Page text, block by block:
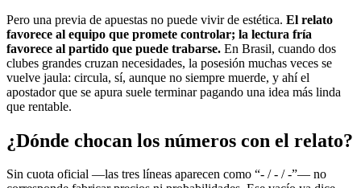
Pero una previa de apuestas no puede vivir de estética. El relato
favorece al equipo que promete controlar; la lectura fría
favorece al partido que puede trabarse. En Brasil, cuando dos
clubes grandes cruzan necesidades, la posesión muchas veces se
vuelve jaula: circula, sí, aunque no siempre muerde, y ahí el
apostador que se apura suele terminar pagando una idea más linda
que rentable.
¿Dónde chocan los números con el relato?
Sin cuota oficial —las tres líneas aparecen como “- / - / -”— no